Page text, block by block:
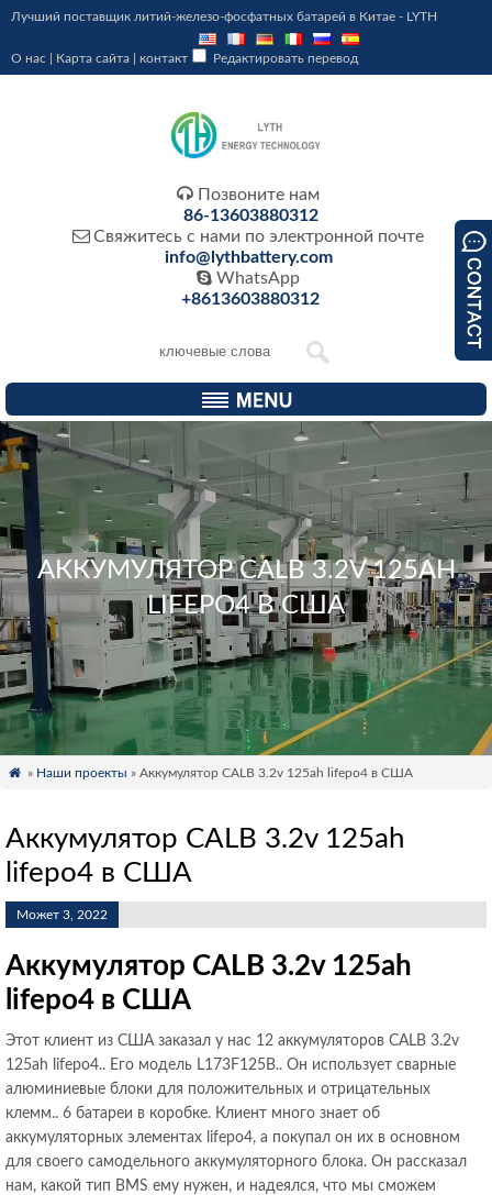
Лучший поставщик литий-железо-фосфатных батарей в Китае - LYTH
О нас Карта сайта контакт Редактировать перевод
 Позвоните нам
86-13603880312
 Свяжитесь с нами по электронной почте
info@lythbattery.com
 WhatsApp
+8613603880312
АККУМУЛЯТОР CALB 3.2V 125AH
LIFEPO4 В США
 » Наши проекты » Аккумулятор CALB 3.2v 125ah lifepo4 в США
Аккумулятор CALB 3.2v 125ah
lifepo4 в США
Может 3, 2022
Аккумулятор CALB 3.2v 125ah
lifepo4 в США
Этот клиент из США заказал у нас 12 аккумуляторов CALB 3.2v
125ah lifepo4.. Его модель L173F125B.. Он использует сварные
алюминиевые блоки для положительных и отрицательных
клемм.. 6 батареи в коробке. Клиент много знает об
аккумуляторных элементах lifepo4, а покупал он их в основном
для своего самодельного аккумуляторного блока. Он рассказал
нам, какой тип BMS ему нужен, и надеялся, что мы сможем